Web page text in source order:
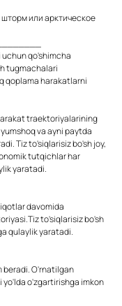
или арктическое
qo'shimcha
tugmachalari
qoplama harakatlarni
traektoriyalarining
va ayni paytda
Tiz to'siqlarisiz bo'sh joy,
tutqichlar har
yaratadi.
davomida
to'siqlarisiz bo'sh
qulaylik yaratadi.
beradi. O'rnatilgan
o'zgartirishga imkon